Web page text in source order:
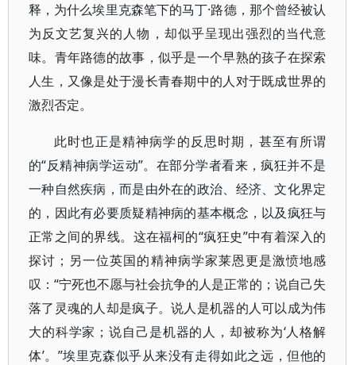
释，为什么埃里克森笔下的马丁·路德，那个曾经被认
为反文艺复兴的人物，却似乎呈现出强烈的当代意
味。青年路德的故事，似乎是一个早熟的孩子在探索
人生，又像是处于漫长青春期中的人对于既成世界的
激烈否定。
此时也正是精神病学的反思时期，甚至有所谓
的“反精神病学运动”。在部分学者看来，疯狂并不是
一种自然疾病，而是由外在的政治、经济、文化界定
的，因此有必要质疑精神病的基本概念，以及疯狂与
正常之间的界线。这在福柯的“疯狂史”中有着深入的
探讨；另一位英国的精神病学家莱恩更是激愤地感
叹：“宁死也不愿与社会抗争的人是正常的；说自己失
落了灵魂的人却是疯子。说人是机器的人可以成为伟
大的科学家；说自己是机器的人，却被称为‘人格解
体’。”埃里克森似乎从来没有走得如此之远，但他的